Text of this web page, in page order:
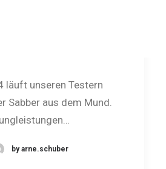
Core Choice
läuft unseren Testern
Sabber aus dem Mund.
by arne.schuber